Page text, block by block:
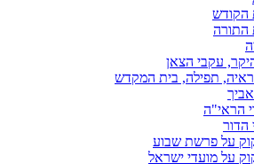
הקודש
התורה
עקבי הצאן
תפילה, בית המקדש
הראי"ה
הדור
על פרשת שבוע
על מועדי ישראל